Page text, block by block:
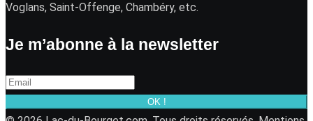
Voglans, Saint-Offenge, Chambéry, etc.
Je m’abonne à la newsletter
OK !